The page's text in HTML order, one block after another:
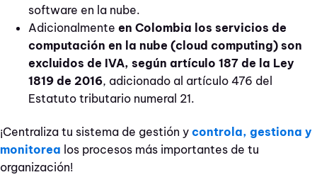
software en la nube.
Adicionalmente en Colombia los servicios de
computación en la nube (cloud computing) son
excluidos de IVA, según artículo 187 de la Ley
1819 de 2016, adicionado al artículo 476 del
Estatuto tributario numeral 21.
¡Centraliza tu sistema de gestión y controla, gestiona y
monitorea los procesos más importantes de tu
organización!